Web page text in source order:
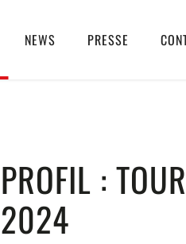
NEWS PRESSE
PROFIL :
2024